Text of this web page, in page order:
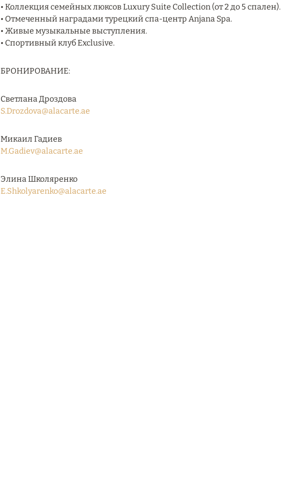
• Коллекция семейных люксов Luxury Suite Collection (от 2 до 5 спален).
• Отмеченный наградами турецкий спа-центр Anjana Spa.
• Живые музыкальные выступления.
• Спортивный клуб Exclusive.
БРОНИРОВАНИЕ:
Светлана Дроздова
S.Drozdova@alacarte.ae
Микаил Гадиев
M.Gadiev@alacarte.ae
Элина Школяренко
E.Shkolyarenko@alacarte.ae